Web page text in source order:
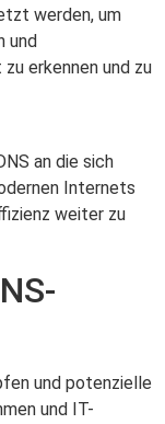
werden, um
und
erkennen und zu
an die sich
Internets
weiter zu
und potenzielle
und IT-